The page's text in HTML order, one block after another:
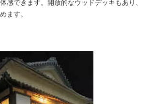
感できます。開放的なウッドデッキもあり、
ます。